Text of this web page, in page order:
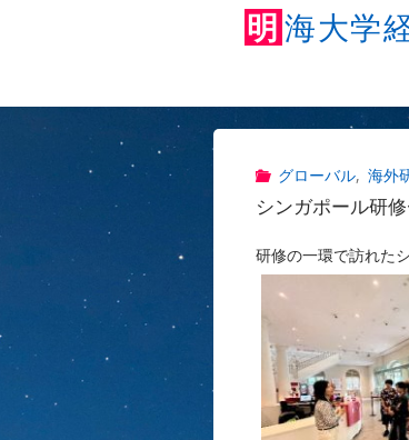
明海大学
グローバル, 海外
シンガポール研
研修の一環で訪れた